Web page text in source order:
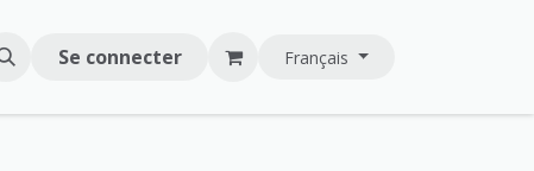
Se connecter Français